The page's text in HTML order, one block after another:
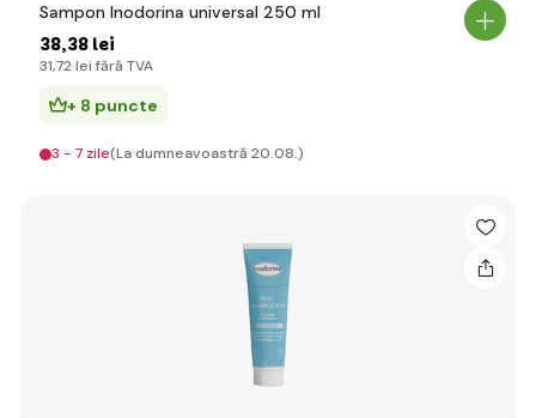
Sampon Inodorina universal 250 ml
38,38 lei
31,72 lei fără TVA
+ 8 puncte
3 - 7 zile(La dumneavoastră 20.08.)